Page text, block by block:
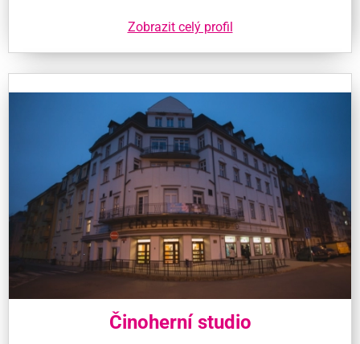
Zobrazit celý profil
Činoherní studio